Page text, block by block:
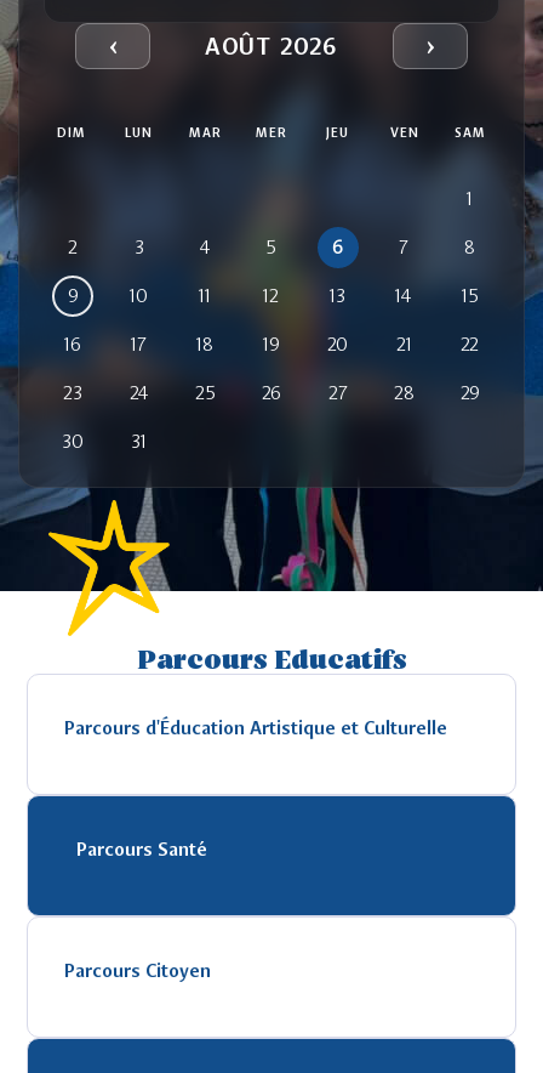
‹ AOÛT 2026 ›
DIM LUN MAR MER JEU VEN SAM
1
2 3 4 5 6 7 8
9 10 11 12 13 14 15
16 17 18 19 20 21 22
23 24 25 26 27 28 29
30 31
Parcours Educatifs
Parcours d'Éducation Artistique et Culturelle
Parcours Santé
Parcours Citoyen